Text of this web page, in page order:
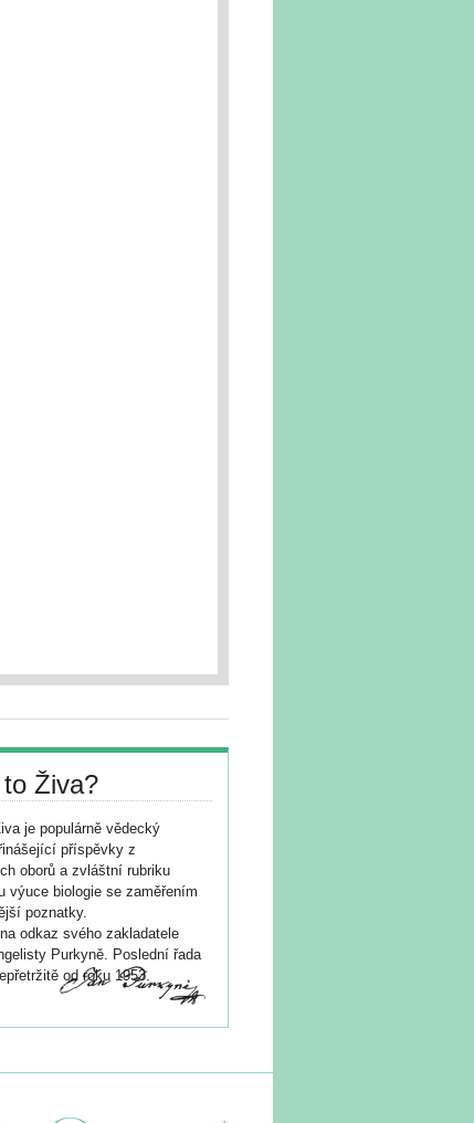
Živa?
je populárně vědecký
příspěvky z
oborů a zvláštní rubriku
výuce biologie se zaměřením
poznatky.
odkaz svého zakladatele
Purkyně. Poslední řada
od roku 1953.